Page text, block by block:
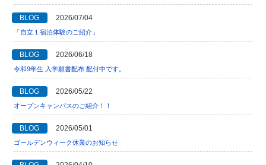
BLOG 2026/07/04
「自立１宿泊体験のご紹介」
BLOG 2026/06/18
令和9年生 入学願書配布 配付中です。
BLOG 2026/05/22
オープンキャンパスのご紹介！！
BLOG 2026/05/01
ゴールデンウィーク休業のお知らせ